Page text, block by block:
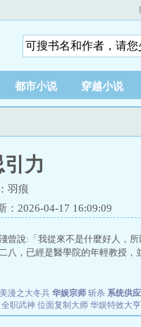
都市小说 穿越小说
力
羽痕
：2026-04-17 16:09:09
曾說:「我從來不是什麼好人，
八，已經是醫學院的年輕教授，
美漫之大冬兵 华娱宗师 斩杀 系统供
全职武神 位面复制大师 华娱特效大亨